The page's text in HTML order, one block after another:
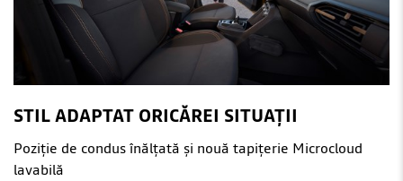
STIL ADAPTAT ORICĂREI SITUAȚII
Poziție de condus înălțată și nouă tapițerie Microcloud
lavabilă